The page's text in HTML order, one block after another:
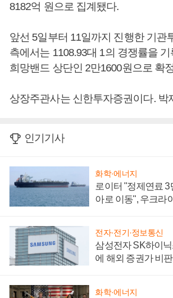
8182억 원으로 집계됐다.
앞선 5일부터 11일까지 진행한 기관
측에서는 1108.93대 1의 경쟁률을
희망밴드 상단인 2만1600원으로 확
상장주관사는 신한투자증권이다. 박
인기기사
화학·에너지
로이터 "정제연료 3
아로 이동", 우크라
전자·전기·정보통신
삼성전자 SK하이
에 해외 증권가 비
화학·에너지